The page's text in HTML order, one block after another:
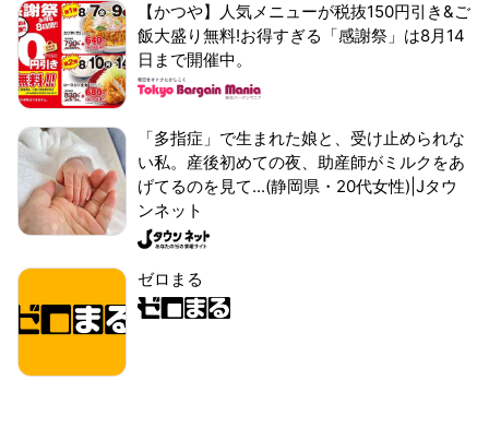
【かつや】人気メニューが税抜150円引き&ご
飯大盛り無料!お得すぎる「感謝祭」は8月14
日まで開催中。
「多指症」で生まれた娘と、受け止められな
い私。産後初めての夜、助産師がミルクをあ
げてるのを見て...(静岡県・20代女性)|Jタウ
ンネット
ゼロまる